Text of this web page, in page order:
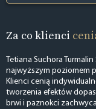
Za co klienci
Tetiana Suchora
najwyższym poziomem
Klienci cenią
tworzenia efektów
brwi i paznokci